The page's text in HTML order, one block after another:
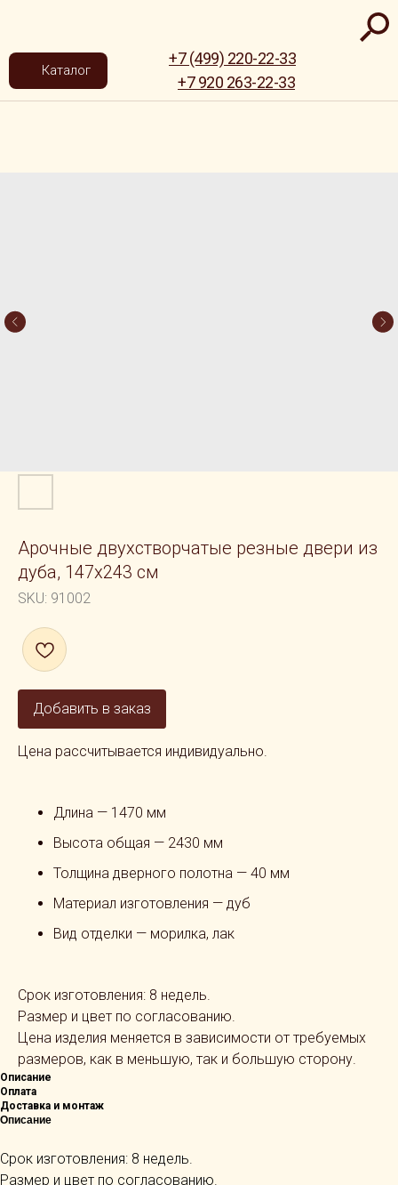
+7 920 263-22-33
+7 (499) 220-22-33
Каталог
Арочные двухстворчатые резные двери из
дуба, 147x243 см
SKU: 91002
Добавить в заказ
Цена рассчитывается индивидуально.
Длина — 1470 мм
Высота общая — 2430 мм
Толщина дверного полотна — 40 мм
Материал изготовления — дуб
Вид отделки — морилка, лак
Срок изготовления: 8 недель.
Размер и цвет по согласованию.
Цена изделия меняется в зависимости от требуемых
размеров, как в меньшую, так и большую сторону.
Описание
Оплата
Доставка и монтаж
Описание
Срок изготовления: 8 недель.
Размер и цвет по согласованию.